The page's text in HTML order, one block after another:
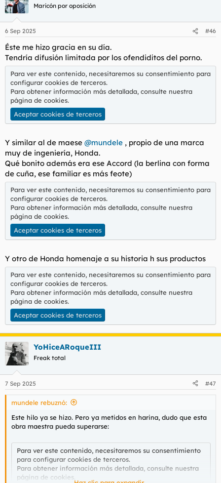
Maricón por oposición
6 Sep 2025 #46
Éste me hizo gracia en su día.
Tendría difusión limitada por los ofendiditos del porno.
Para ver este contenido, necesitaremos su consentimiento para
configurar cookies de terceros.
Para obtener información más detallada, consulte nuestra
página de cookies.
Aceptar cookies de terceros
Y similar al de maese @mundele , propio de una marca
muy de ingeniería, Honda.
Qué bonito además era ese Accord (la berlina con forma
de cuña, ese familiar es más feote)
Para ver este contenido, necesitaremos su consentimiento para
configurar cookies de terceros.
Para obtener información más detallada, consulte nuestra
página de cookies.
Aceptar cookies de terceros
Y otro de Honda homenaje a su historia h sus productos
Para ver este contenido, necesitaremos su consentimiento para
configurar cookies de terceros.
Para obtener información más detallada, consulte nuestra
página de cookies.
Aceptar cookies de terceros
YoHiceARoqueIII
Freak total
7 Sep 2025 #47
mundele rebuznó:
Este hilo ya se hizo. Pero ya metidos en harina, dudo que esta
obra maestra pueda superarse:
Para ver este contenido, necesitaremos su consentimiento
para configurar cookies de terceros.
Para obtener información más detallada, consulte nuestra
página de cookies